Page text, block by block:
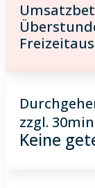
zzgl.
Keine